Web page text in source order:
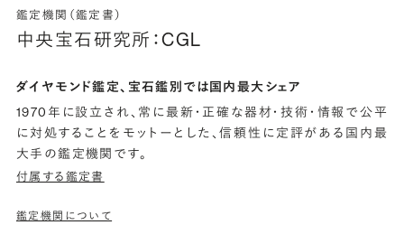
鑑定機関（鑑定書）
中央宝石研究所：CGL
ダイヤモンド鑑定、宝石鑑別では国内最大シェア
1970年に設立され、常に最新・正確な器材・技術・情報で公平
に対処することをモットーとした、信頼性に定評がある国内最
大手の鑑定機関です。
付属する鑑定書
鑑定機関について